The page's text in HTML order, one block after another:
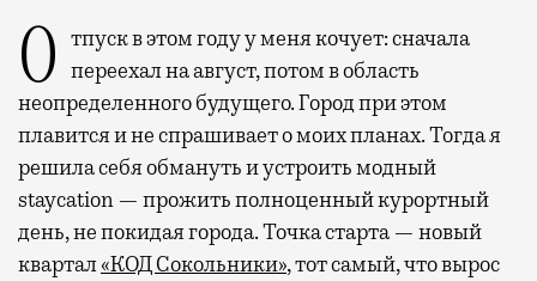
Отпуск в этом году у меня кочует: сначала переехал на август, потом в область
неопределенного будущего. Город при этом
плавится и не спрашивает о моих планах. Тогда я
решила себя обмануть и устроить модный
staycation — прожить полноценный курортный
день, не покидая города. Точка старта — новый
квартал«КОД Сокольники», тот самый, что вырос